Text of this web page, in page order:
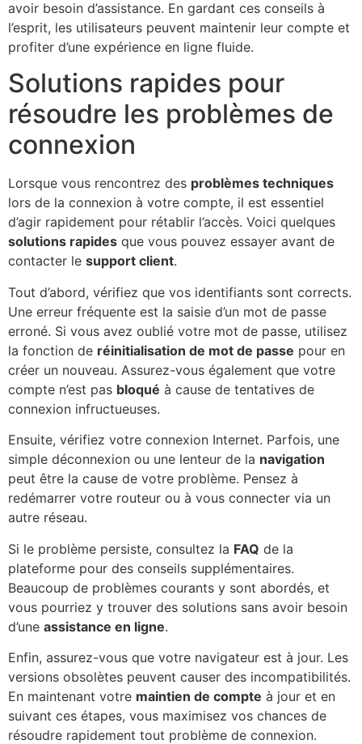
avoir besoin d’assistance. En gardant ces conseils à
l’esprit, les utilisateurs peuvent maintenir leur compte et
profiter d’une expérience en ligne fluide.
Solutions rapides pour
résoudre les problèmes de
connexion
Lorsque vous rencontrez des problèmes techniques
lors de la connexion à votre compte, il est essentiel
d’agir rapidement pour rétablir l’accès. Voici quelques
solutions rapides que vous pouvez essayer avant de
contacter le support client.
Tout d’abord, vérifiez que vos identifiants sont corrects.
Une erreur fréquente est la saisie d’un mot de passe
erroné. Si vous avez oublié votre mot de passe, utilisez
la fonction de réinitialisation de mot de passe pour en
créer un nouveau. Assurez-vous également que votre
compte n’est pas bloqué à cause de tentatives de
connexion infructueuses.
Ensuite, vérifiez votre connexion Internet. Parfois, une
simple déconnexion ou une lenteur de la navigation
peut être la cause de votre problème. Pensez à
redémarrer votre routeur ou à vous connecter via un
autre réseau.
Si le problème persiste, consultez la FAQ de la
plateforme pour des conseils supplémentaires.
Beaucoup de problèmes courants y sont abordés, et
vous pourriez y trouver des solutions sans avoir besoin
d’une assistance en ligne.
Enfin, assurez-vous que votre navigateur est à jour. Les
versions obsolètes peuvent causer des incompatibilités.
En maintenant votre maintien de compte à jour et en
suivant ces étapes, vous maximisez vos chances de
résoudre rapidement tout problème de connexion.